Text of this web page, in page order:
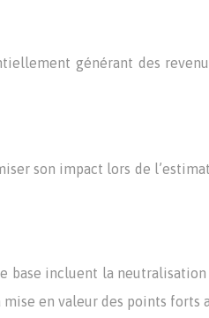
générant des
son impact lors de
incluent la neutralisation
en valeur des points forts